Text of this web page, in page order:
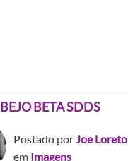
BEJO BETA SDDS
Postado porJoe Loreto
em Imagens